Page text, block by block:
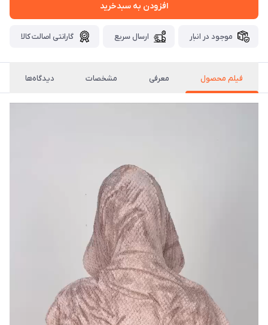
افزودن به سبدخرید
موجود در انبار ارسال سریع گارانتی اصالت کالا
فیلم محصول معرفی مشخصات دیدگاه‌ها